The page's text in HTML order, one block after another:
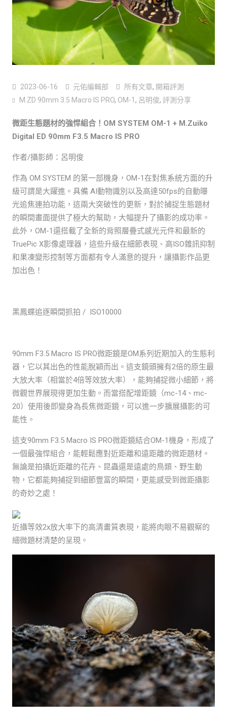
2023-06-16 元佑編輯部 所有文章, 開箱評測
M.ZD 90mm 3.5 Macro IS PRO, OM-1 , 呂明俊, 評測分享
微距生態題材的強悍組合！OM SYSTEM OM-1 + M.Zuiko
Digital ED 90mm F3.5 Macro IS PRO
作者/攝影師：呂明俊
作為 OM SYSTEM 的第一部機身，OM-1在對焦系統方面的升
級可謂是大躍進。具備 AI動物識別以及高達50fps的自動曝
光追焦連拍功能，這兩大突破性的更新，對於捕捉生態題材
的瞬間畫面提供了極大的幫助，大幅提升了攝影的成功率。
此外，OM-1還搭載了全新的背照層疊式感光元件和最新的
TruePic X影像處理器，這些升級在細節表現、高ISO雜訊抑制
和果凍變形控制等方面都有令人滿意的提升，讓攝影作品更
加出色！
黑鳳蝶追逐瞬間抓拍 / ISO10000
90mm F3.5 Macro IS PRO微距鏡是OM系列近期加入的生態利
器，它以其出色的性能脫穎而出。這支鏡頭擁有2倍的原生最
大放大率（相當於4倍等效放大率），能夠捕捉微小細節，將
微觀世界展現得更加生動。而當搭配增距鏡（mc-14、mc-
20）使用後即變身為長焦微距鏡，可以進一步擴展攝影的可
能性。
這支90mm F3.5 Macro IS PRO微距鏡結合OM-1機身，形成了
一個最強悍組合，能輕鬆應對近距離和遠距離的微距題材。
無論是拍攝近距離的花卉、昆蟲還是遠處的鳥類、野生動
物，它都能夠捕捉到細節豐富的瞬間，更能感受到微距攝影
的奇妙之處！
近攝等效2x放大率下的高清畫質表現，能將肉眼不易觀察的
細微題材清楚的呈現。